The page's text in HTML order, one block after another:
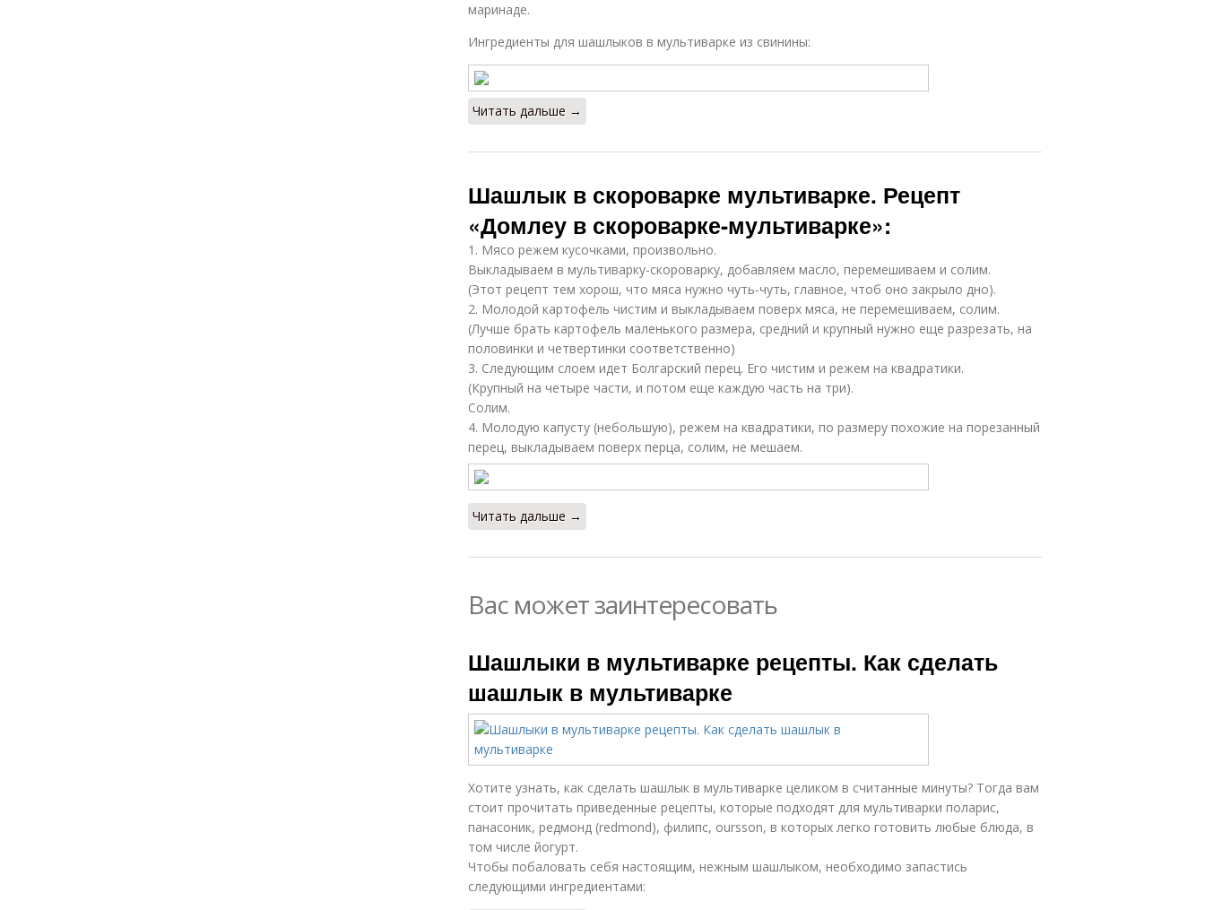
маринаде.
Ингредиенты для шашлыков в мультиварке из свинины:
Читать дальше →
Шашлык в скороварке мультиварке. Рецепт
«Домлеу в скороварке-мультиварке»:
1. Мясо режем кусочками, произвольно.
Выкладываем в мультиварку-скороварку, добавляем масло, перемешиваем и солим.
(Этот рецепт тем хорош, что мяса нужно чуть-чуть, главное, чтоб оно закрыло дно).
2. Молодой картофель чистим и выкладываем поверх мяса, не перемешиваем, солим.
(Лучше брать картофель маленького размера, средний и крупный нужно еще разрезать, на
половинки и четвертинки соответственно)
3. Следующим слоем идет Болгарский перец. Его чистим и режем на квадратики.
(Крупный на четыре части, и потом еще каждую часть на три).
Солим.
4. Молодую капусту (небольшую), режем на квадратики, по размеру похожие на порезанный
перец, выкладываем поверх перца, солим, не мешаем.
Читать дальше →
Вас может заинтересовать
Шашлыки в мультиварке рецепты. Как сделать
шашлык в мультиварке
Хотите узнать, как сделать шашлык в мультиварке целиком в считанные минуты? Тогда вам
стоит прочитать приведенные рецепты, которые подходят для мультиварки поларис,
панасоник, редмонд (redmond), филипс, oursson, в которых легко готовить любые блюда, в
том числе йогурт.
Чтобы побаловать себя настоящим, нежным шашлыком, необходимо запастись
следующими ингредиентами: